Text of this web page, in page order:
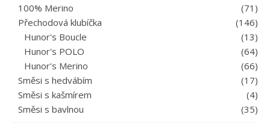
100% Merino
(71)
Přechodová klubíčka
(146)
Hunor's Boucle
(13)
Hunor's POLO
(64)
Hunor's Merino
(66)
Směsi s hedvábím
(17)
Směsi s kašmírem
(4)
Směsi s bavlnou
(35)